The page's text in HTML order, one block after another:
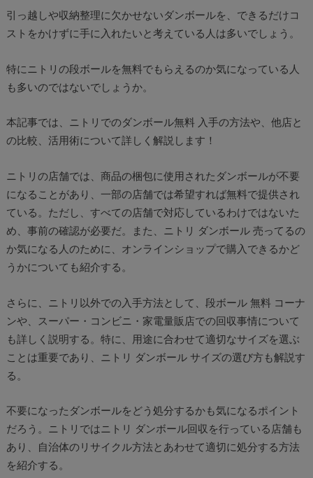
引っ越しや収納整理に欠かせないダンボールを、できるだけコ
ストをかけずに手に入れたいと考えている人は多いでしょう。
特にニトリの段ボールを無料でもらえるのか気になっている人
も多いのではないでしょうか。
本記事では、ニトリでのダンボール無料 入手の方法や、他店と
の比較、活用術について詳しく解説します！
ニトリの店舗では、商品の梱包に使用されたダンボールが不要
になることがあり、一部の店舗では希望すれば無料で提供され
ている。ただし、すべての店舗で対応しているわけではないた
め、事前の確認が必要だ。また、ニトリ ダンボール 売ってるの
か気になる人のために、オンラインショップで購入できるかど
うかについても紹介する。
さらに、ニトリ以外での入手方法として、段ボール 無料 コーナ
ンや、スーパー・コンビニ・家電量販店での回収事情について
も詳しく説明する。特に、用途に合わせて適切なサイズを選ぶ
ことは重要であり、ニトリ ダンボール サイズの選び方も解説す
る。
不要になったダンボールをどう処分するかも気になるポイント
だろう。ニトリではニトリ ダンボール回収を行っている店舗も
あり、自治体のリサイクル方法とあわせて適切に処分する方法
を紹介する。